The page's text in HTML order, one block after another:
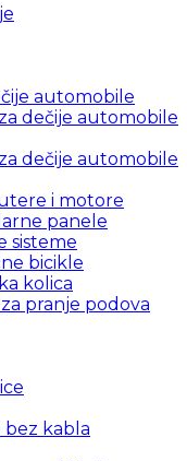
automobile
dečije automobile
dečije automobile
i motore
panele
sisteme
bicikle
kolica
pranje podova
kabla